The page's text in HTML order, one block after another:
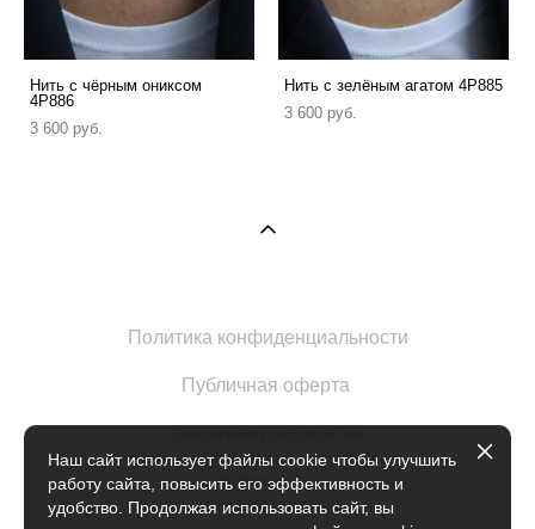
Нить с чёрным ониксом
4P886
3 600 pуб.
Нить с зелёным агатом 4P885
3 600 pуб.
Политика конфиденциальности
Публичная оферта
Москва Б.Кисловский переулок 1с2
ИП Марова Е.Е.
ИНН 504902735420
Наш сайт использует файлы cookie чтобы улучшить
работу сайта, повысить его эффективность и
удобство. Продолжая использовать сайт, вы